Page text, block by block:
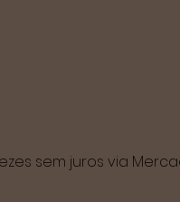
sem juros via